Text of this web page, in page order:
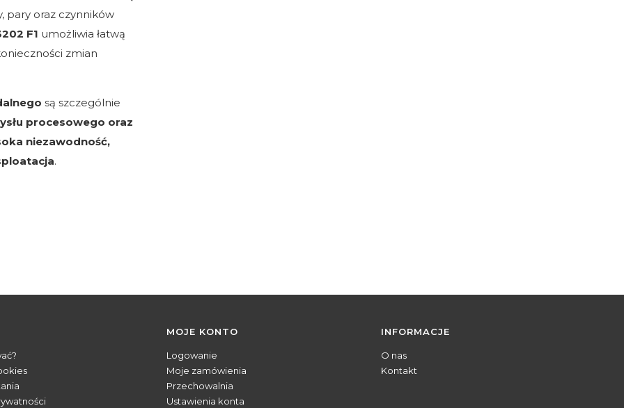
pary oraz czynników
F1 umożliwia łatwą
zmian
są szczególnie
procesowego oraz
niezawodność,
.
MOJE KONTO
Logowanie
Moje zamówienia
Przechowalnia
Ustawienia konta
INFORMACJE
O nas
Kontakt